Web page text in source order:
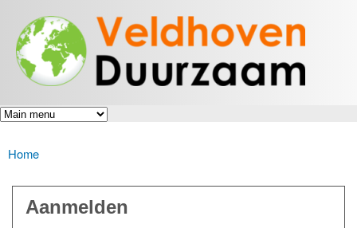
en naar
de inhoud
gaan
Veldhoven
Duurzaam
Energiek
naar de
toekomst
U bent hier
Home
Aanmelden